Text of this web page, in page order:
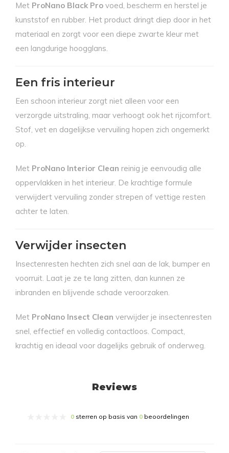
Met ProNano Black Pro voed, bescherm en herstel je
kunststof en rubber. Het product dringt diep door in het
materiaal en zorgt voor een diepe zwarte kleur met
een langdurige hoogglans.
Een fris interieur
Een schoon interieur zorgt niet alleen voor een
verzorgde uitstraling, maar verhoogt ook het rijcomfort.
Stof, vet en dagelijkse vervuiling hopen zich ongemerkt
op.
Met ProNano Interior Clean reinig je eenvoudig alle
oppervlakken in het interieur. De krachtige formule
verwijdert vervuiling zonder strepen of vettige resten
achter te laten.
Verwijder insecten
Insectenresten hechten zich snel aan de lak, bumper en
voorruit. Laat je ze te lang zitten, dan kunnen ze
inbranden en blijvende schade veroorzaken.
Met ProNano Insect Clean verwijder je insectenresten
snel, effectief en volledig contactloos. Compact,
krachtig en ideaal voor dagelijks gebruik of onderweg.
Reviews
0 sterren op basis van 0 beoordelingen